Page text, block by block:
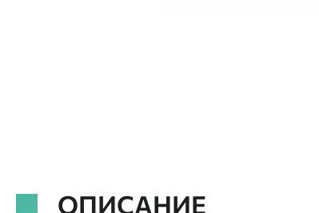
ОПИСАНИЕ